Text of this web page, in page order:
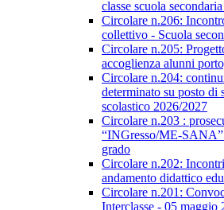
classe scuola
Circolare n.206:
collettivo - Scuola
Circolare n.205:
accoglienza alunni
Circolare n.204:
determinato su posto di
scolastico 2026/2027
Circolare n.203 :
“INGresso/ME-
grado
Circolare n.202:
andamento didattico
Circolare n.201:
Interclasse - 05 maggio